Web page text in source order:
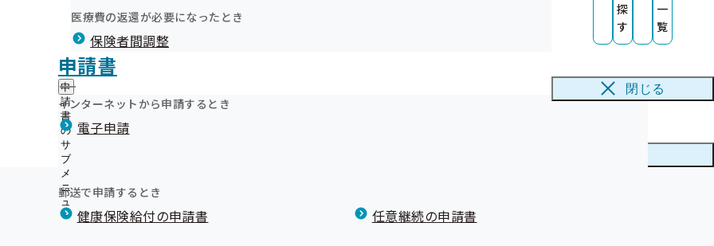
医療費の返還が必要になったとき
保険者間調整
申請書
申
請
書
の
サ
ブ
メ
ニ
ュ
ー
インターネットから申請するとき
電子申請
郵送で申請するとき
健康保険給付の申請書 任意継続の申請書
探
す
一
覧
閉じる
あなたと家族のために健診を受けましょう
協会けんぽ岐阜支部公式LINEについて
電子申請サービスのご案内
漫画「ブラックジャックによろしく」×ジェネリック医薬品 動画公開
中！
漫画「ブラックジャックによろしく」× 上手な医療のかかり方 動画公
開中！
漫画「ブラックジャックによろしく」× リフィル処方箋 動画公開中！
ジェネリック医薬品（後発医薬品）実績リスト
限度額適用認定証が不要の場合があります！
退職後の健康保険について
健康保険証の記号の数字変換について
メールマガジン
岐阜支部について
所在地・連絡先
調達情報
採用情報
個人情報保護
地方自治体及び関係団体との連携協定
情報公開
評議会
事務処理誤り
リンク集